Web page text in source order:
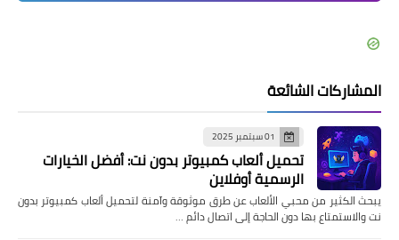
المشاركات الشائعة
01 سبتمبر 2025
تحميل ألعاب كمبيوتر بدون نت: أفضل الخيارات
الرسمية أوفلاين
يبحث الكثير من محبي الألعاب عن طرق موثوقة وآمنة لتحميل ألعاب كمبيوتر بدون
نت والاستمتاع بها دون الحاجة إلى اتصال دائم …